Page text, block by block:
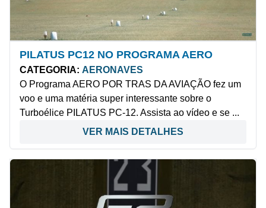
PILATUS PC12 NO PROGRAMA AERO
CATEGORIA: AERONAVES
O Programa AERO POR TRAS DA AVIAÇÃO fez um
voo e uma matéria super interessante sobre o
Turboélice PILATUS PC-12. Assista ao vídeo e se ...
VER MAIS DETALHES